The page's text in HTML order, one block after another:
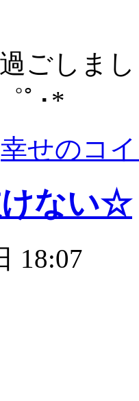
ごしま
ﾟ･*
幸せのコ
けない☆
18:07